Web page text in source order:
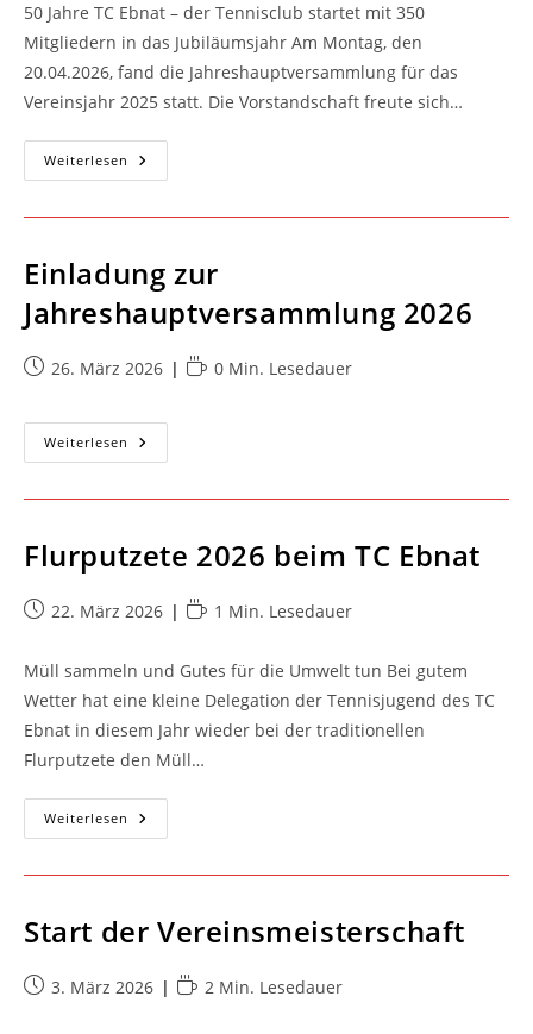
50 Jahre TC Ebnat – der Tennisclub startet mit 350
Mitgliedern in das Jubiläumsjahr Am Montag, den
20.04.2026, fand die Jahreshauptversammlung für das
Vereinsjahr 2025 statt. Die Vorstandschaft freute sich…
Weiterlesen Bericht
Jahreshauptversammlung
Einladung zur
Jahreshauptversammlung 2026
Beitrag26. März 2026 Lesedauer:
0 Min. Lesedauer
Weiterlesen Einladung
Zur
Flurputzete 2026 beim TC Ebnat
Beitrag22. März 2026 Lesedauer:
1 Min. Lesedauer
Müll sammeln und Gutes für die Umwelt tun Bei gutem
Wetter hat eine kleine Delegation der Tennisjugend des TC
Ebnat in diesem Jahr wieder bei der traditionellen
Flurputzete den Müll…
Weiterlesen Flurputzete
2026
Start der Vereinsmeisterschaft
Beitrag3. März 2026 Lesedauer:
2 Min. Lesedauer